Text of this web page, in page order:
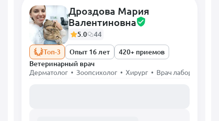
Дроздова Мария
Валентиновна
5.0
44
Топ-3
Опыт 16 лет
420+ приемов
Ветеринарный врач
Дерматолог • Зоопсихолог • Хирург • Врач